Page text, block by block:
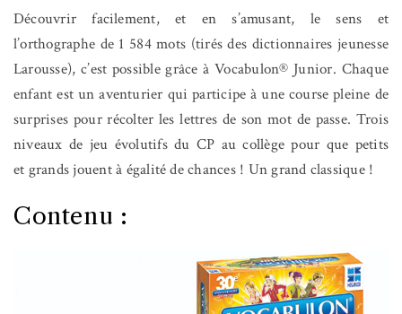
Découvrir facilement, et en s’amusant, le sens et
l’orthographe de 1 584 mots (tirés des dictionnaires jeunesse
Larousse), c’est possible grâce à Vocabulon® Junior. Chaque
enfant est un aventurier qui participe à une course pleine de
surprises pour récolter les lettres de son mot de passe. Trois
niveaux de jeu évolutifs du CP au collège pour que petits
et grands jouent à égalité de chances ! Un grand classique !
Contenu :